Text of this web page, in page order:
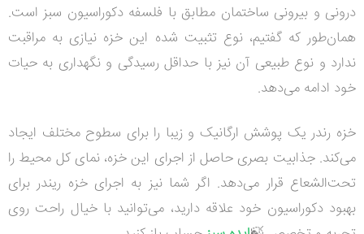
درونی و بیرونی ساختمان مطابق با فلسفه دکوراسیون سبز است.
همان‌طور که گفتیم، نوع تثبیت شده این خزه نیازی به مراقبت
ندارد و نوع طبیعی آن نیز با حداقل رسیدگی و نگهداری به حیات
خود ادامه می‌دهد.
خزه رندر یک پوشش ارگانیک و زیبا را برای سطوح مختلف ایجاد
می‌کند. جذابیت بصری حاصل از اجرای این خزه، نمای کل محیط را
تحت‌الشعاع قرار می‌دهد. اگر شما نیز به اجرای خزه ریندر برای
بهبود دکوراسیون خود علاقه دارید، می‌توانید با خیال راحت روی